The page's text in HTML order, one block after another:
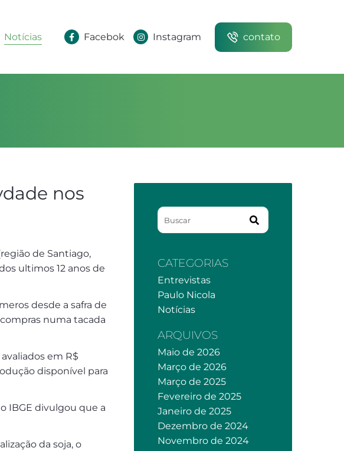
Notícias Facebok Instagram contato
nos
de Santiago,
ultimos 12 anos de
desde a safra de
numa tacada
em R$
disponível para
IBGE divulgou que a
da soja, o
CATEGORIAS
Entrevistas
Paulo Nicola
Notícias
ARQUIVOS
Maio de 2026
Março de 2026
Março de 2025
Fevereiro de 2025
Janeiro de 2025
Dezembro de 2024
Novembro de 2024